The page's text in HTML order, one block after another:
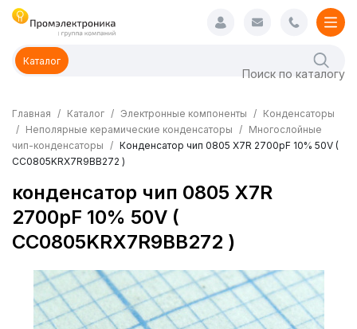
Каталог
Главная Каталог Электронные компоненты
Конденсаторы
Неполярные керамические конденсаторы
Многослойные
чип-конденсаторы
Конденсатор чип 0805 X7R 2700pF 10% 50V (
CC0805KRX7R9BB272 )
конденсатор чип 0805 X7R
2700pF 10% 50V (
CC0805KRX7R9BB272 )